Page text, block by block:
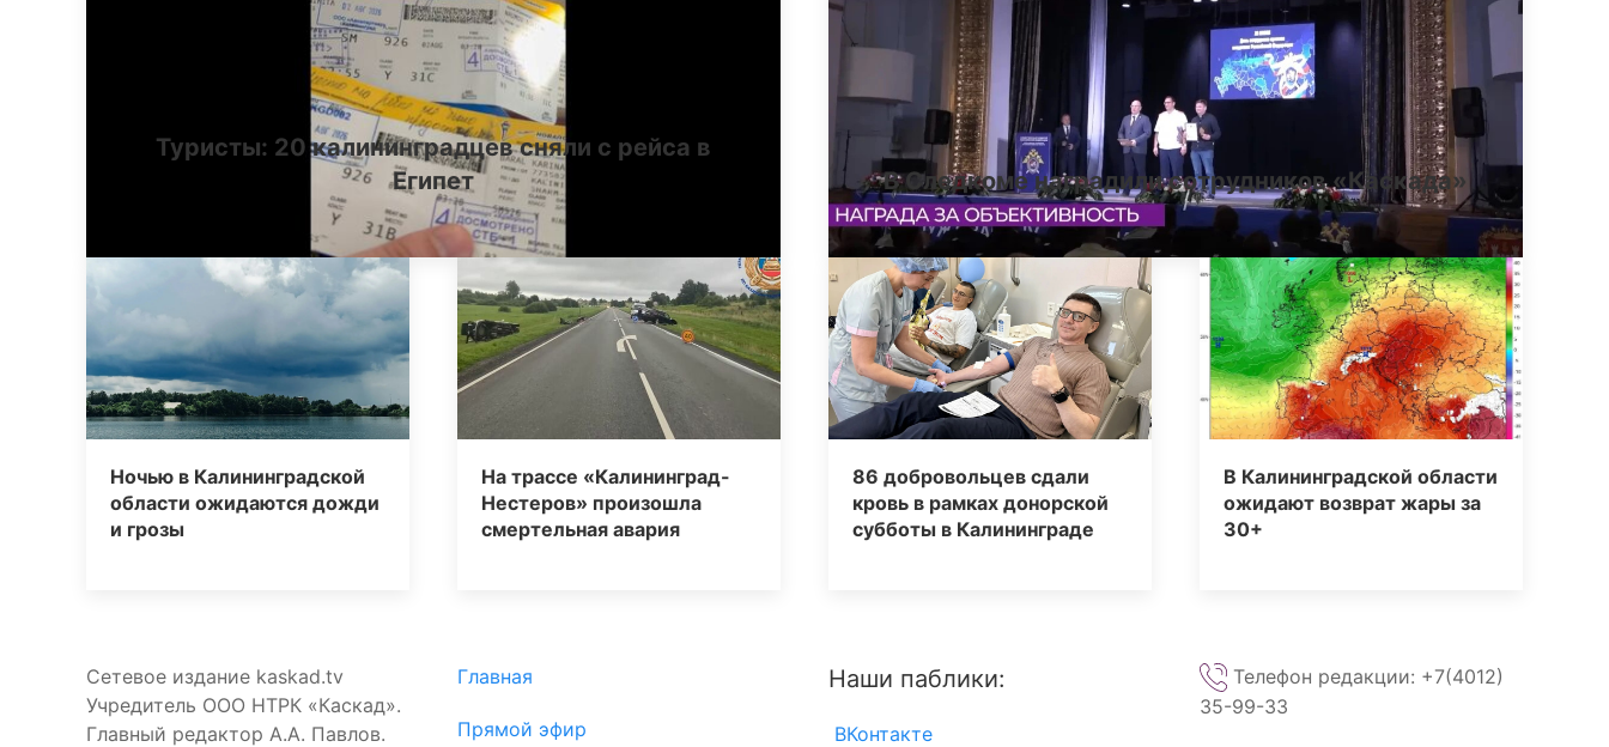
Туристы: 20 калининградцев сняли с рейса в
Египет
В Следкоме наградили сотрудников «Каскада»
Ночью в Калининградской
области ожидаются дожди
и грозы
На трассе «Калининград-
Нестеров» произошла
смертельная авария
86 добровольцев сдали
кровь в рамках донорской
субботы в Калининграде
В Калининградской области
ожидают возврат жары за
30+
Сетевое издание kaskad.tv
Учредитель ООО НТРК «Каскад».
Главный редактор А.А. Павлов.
Главная
Прямой эфир
Наши паблики:
ВКонтакте
Телефон редакции: +7(4012)
35-99-33